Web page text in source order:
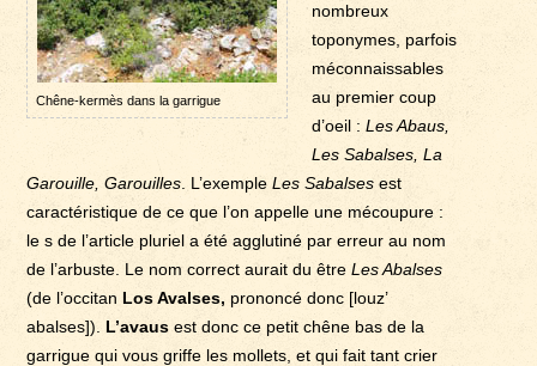
Chêne-kermès dans la garrigue
nombreux
toponymes, parfois
méconnaissables
au premier coup
d’oeil :Les Abaus,
Les Sabalses, La
Garouille, Garouilles . L’exempleLes Sabalses est
caractéristique de ce que l’on appelle une mécoupure :
le s de l’article pluriel a été agglutiné par erreur au nom
de l’arbuste. Le nom correct aurait du êtreLes Abalses
(de l’occitan Los Avalses, prononcé donc [louz’
abalses]). L’avaus est donc ce petit chêne bas de la
garrigue qui vous griffe les mollets, et qui fait tant crier